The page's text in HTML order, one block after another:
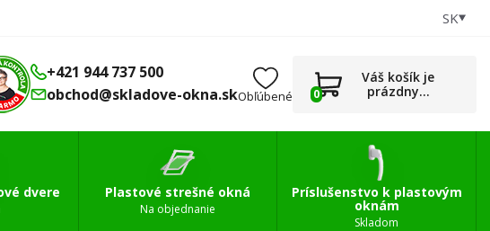
0
SK
+421 944 737 500
obchod@skladove-okna.skObľúbené 0
Váš košík je
prázdny...
dvere Plastové strešné okná
Na objednanie
Príslušenstvo k plastovým
oknám
Skladom